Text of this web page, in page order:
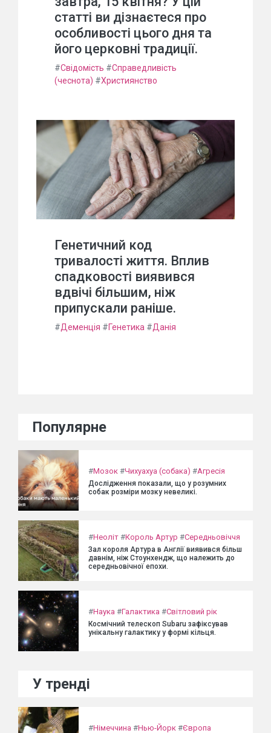
статті ви дізнаєтеся про
особливості цього дня та
його церковні традиції.
#Свідомість #Справедливість
(чеснота) #Християнство
Генетичний код
тривалості життя. Вплив
спадковості виявився
вдвічі більшим, ніж
припускали раніше.
#Деменція #Генетика #Данія
Популярне
#Мозок #Чихуахуа (собака) #Агресія
Дослідження показали, що у розумних
собак розміри мозку невеликі.
#Неоліт #Король Артур #Середньовіччя
Зал короля Артура в Англії виявився більш
давнім, ніж Стоунхендж, що належить до
середньовічної епохи.
#Наука #Галактика #Світловий рік
Космічний телескоп Subaru зафіксував
унікальну галактику у формі кільця.
У тренді
#Німеччина #Нью-Йорк #Європа